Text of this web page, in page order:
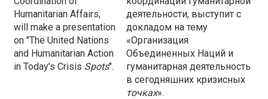
Humanitarian Affairs,
will make a presentation
on "The United Nations
and Humanitarian Action
in Today's Crisis Spots".
деятельности, выступит с
докладом на тему
«Организация
Объединенных Наций и
гуманитарная деятельность
в сегодняшних кризисных
точках».